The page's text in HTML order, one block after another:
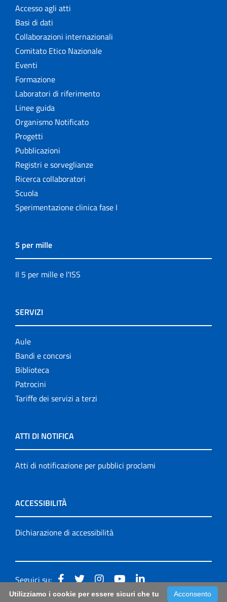
Accesso agli atti
Basi di dati
Collaborazioni internazionali
Comitato Etico Nazionale
Eventi
Formazione
Laboratori di riferimento
Linee guida
Organismo Notificato
Progetti
Pubblicazioni
Registri e sorveglianze
Ricerca collaboratori
Scuola
Sperimentazione clinica fase I
5 per mille
Il 5 per mille e l'ISS
SERVIZI
Aule
Bandi e concorsi
Biblioteca
Patrocini
Tariffe dei servizi a terzi
ATTI DI NOTIFICA
Atti di notificazione per pubblici proclami
ACCESSIBILITÀ
Dichiarazione di accessibilità
Seguici su:
Acconsento
Utilizziamo i cookie per essere sicuri che tu